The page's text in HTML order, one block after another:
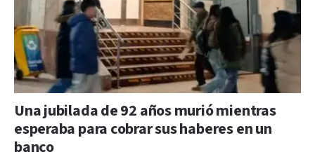
Una jubilada de 92 años murió mientras
esperaba para cobrar sus haberes en un
banco